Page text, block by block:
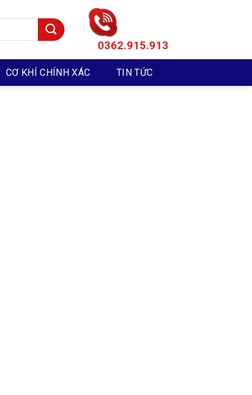
0362.915.913
CƠ KHÍ CHÍNH XÁC TIN TỨC